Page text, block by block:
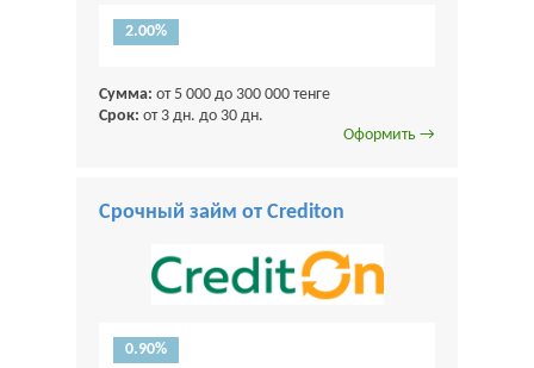
2.00%
Сумма: от 5 000 до 300 000 тенге
Срок: от 3 дн. до 30 дн.
Оформить →
Срочный займ от Crediton
0.90%